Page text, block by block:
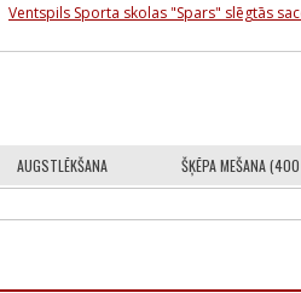
Ventspils Sporta skolas "Spars" slēgtās
AUGSTLĒKŠANA ŠĶĒPA MEŠANA